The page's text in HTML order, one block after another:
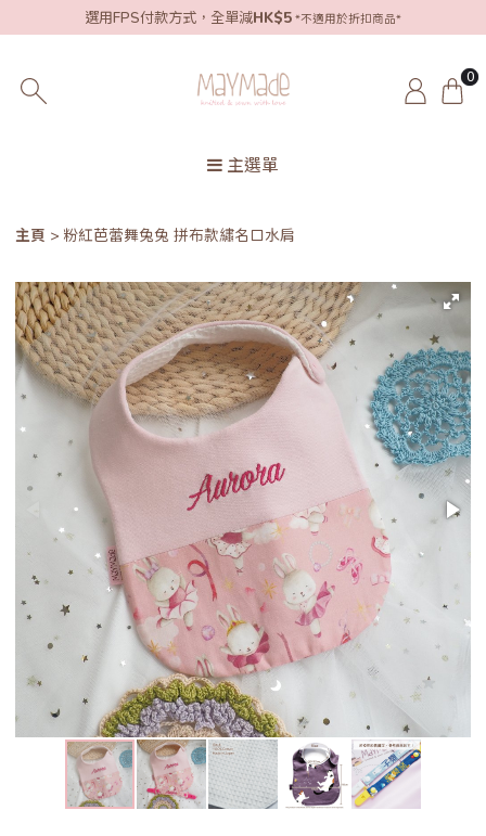
選用FPS付款方式，全單減HK$5 *不適用於折扣商品*
0
主選單
主頁 粉紅芭蕾舞兔兔 拼布款繡名口水肩